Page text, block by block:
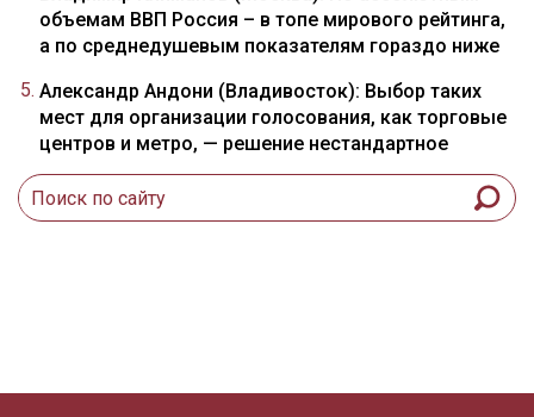
объемам ВВП Россия – в топе мирового рейтинга,
а по среднедушевым показателям гораздо ниже
Александр Андони (Владивосток): Выбор таких
мест для организации голосования, как торговые
центров и метро, — решение нестандартное